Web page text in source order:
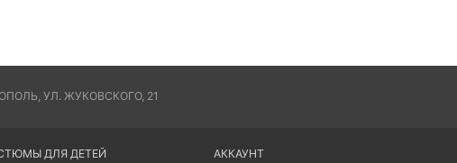
УЛ. ЖУКОВСКОГО, 21
ДЛЯ ДЕТЕЙ АККАУНТ